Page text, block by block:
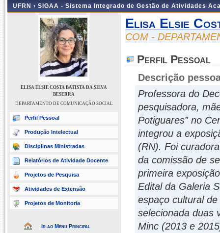
UFRN › SIGAA - Sistema Integrado de Gestão de Atividades
ELISA ELSIE COSTA BATISTA DA SILVA
BESERRA
DEPARTAMENTO DE COMUNICAÇÃO SOCIAL
Perfil Pessoal
Produção Intelectual
Disciplinas Ministradas
Relatórios de Atividade Docente
Projetos de Pesquisa
Atividades de Extensão
Projetos de Monitoria
Ir ao Menu Principal
Elisa Elsie
COM -
Perfil Pessoal
Descrição
Professora do
pesquisadora,
Potiguares” no
integrou a
(RN). Foi
da comissão de
primeira
Edital da Galeria
espaço cultural
selecionada duas
Minc (2013 e